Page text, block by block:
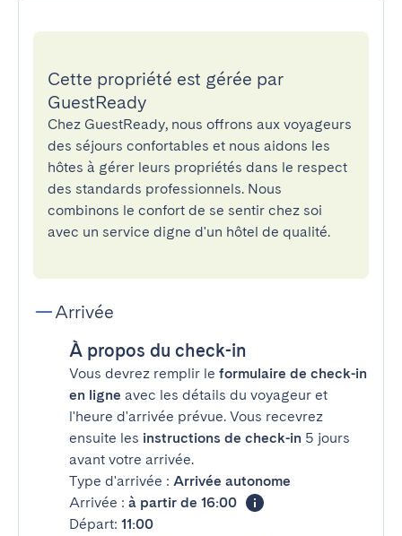
Cette propriété est gérée par
GuestReady
Chez GuestReady, nous offrons aux voyageurs
des séjours confortables et nous aidons les
hôtes à gérer leurs propriétés dans le respect
des standards professionnels. Nous
combinons le confort de se sentir chez soi
avec un service digne d'un hôtel de qualité.
Arrivée
À propos du check-in
Vous devrez remplir le formulaire de check-in
en ligne avec les détails du voyageur et
l'heure d'arrivée prévue. Vous recevrez
ensuite les instructions de check-in 5 jours
avant votre arrivée.
Type d'arrivée : Arrivée autonome
Arrivée : à partir de 16:00
Départ: 11:00